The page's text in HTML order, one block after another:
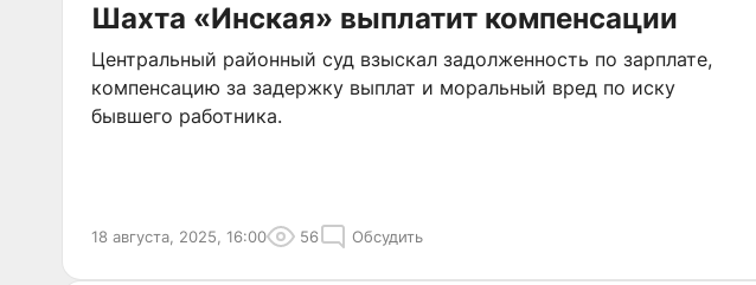
Шахта «Инская» выплатит компенсации
Центральный районный суд взыскал задолженность по зарплате,
компенсацию за задержку выплат и моральный вред по иску
бывшего работника.
18 августа, 2025, 16:00 56 Обсудить